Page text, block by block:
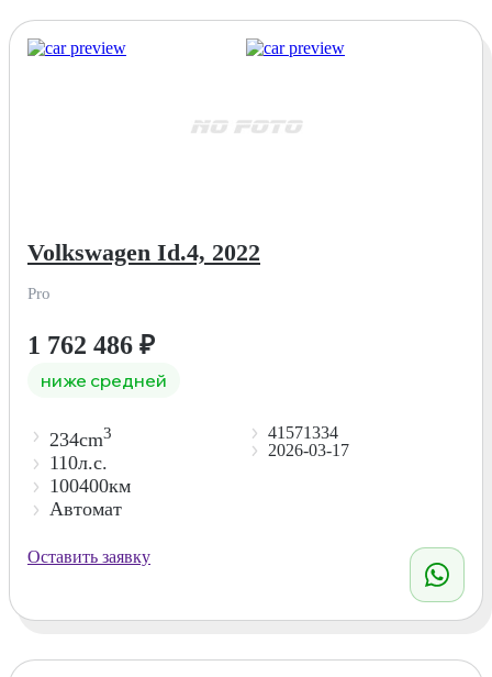
Volkswagen Id.4, 2022
Pro
1 762 486 ₽
ниже средней
234cm3
110л.с.
100400км
Автомат
41571334
2026-03-17
Оставить заявку